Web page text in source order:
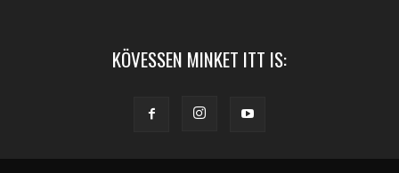
KÖVESSEN MINKET ITT IS: